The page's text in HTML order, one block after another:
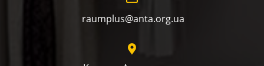
raumplus@anta.org.ua